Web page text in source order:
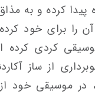
پیدا کرده و به
را برای خود
کردی کرده
از ساز
در موسیقی خود